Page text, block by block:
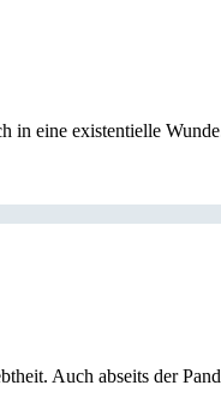
eine existentielle
Auch abseits der